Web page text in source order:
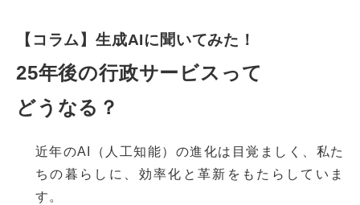
【コラム】生成AIに聞いてみた！
25年後の行政サービスって
どうなる？
近年のAI（人工知能）の進化は目覚ましく、私た
ちの暮らしに、効率化と革新をもたらしていま
す。